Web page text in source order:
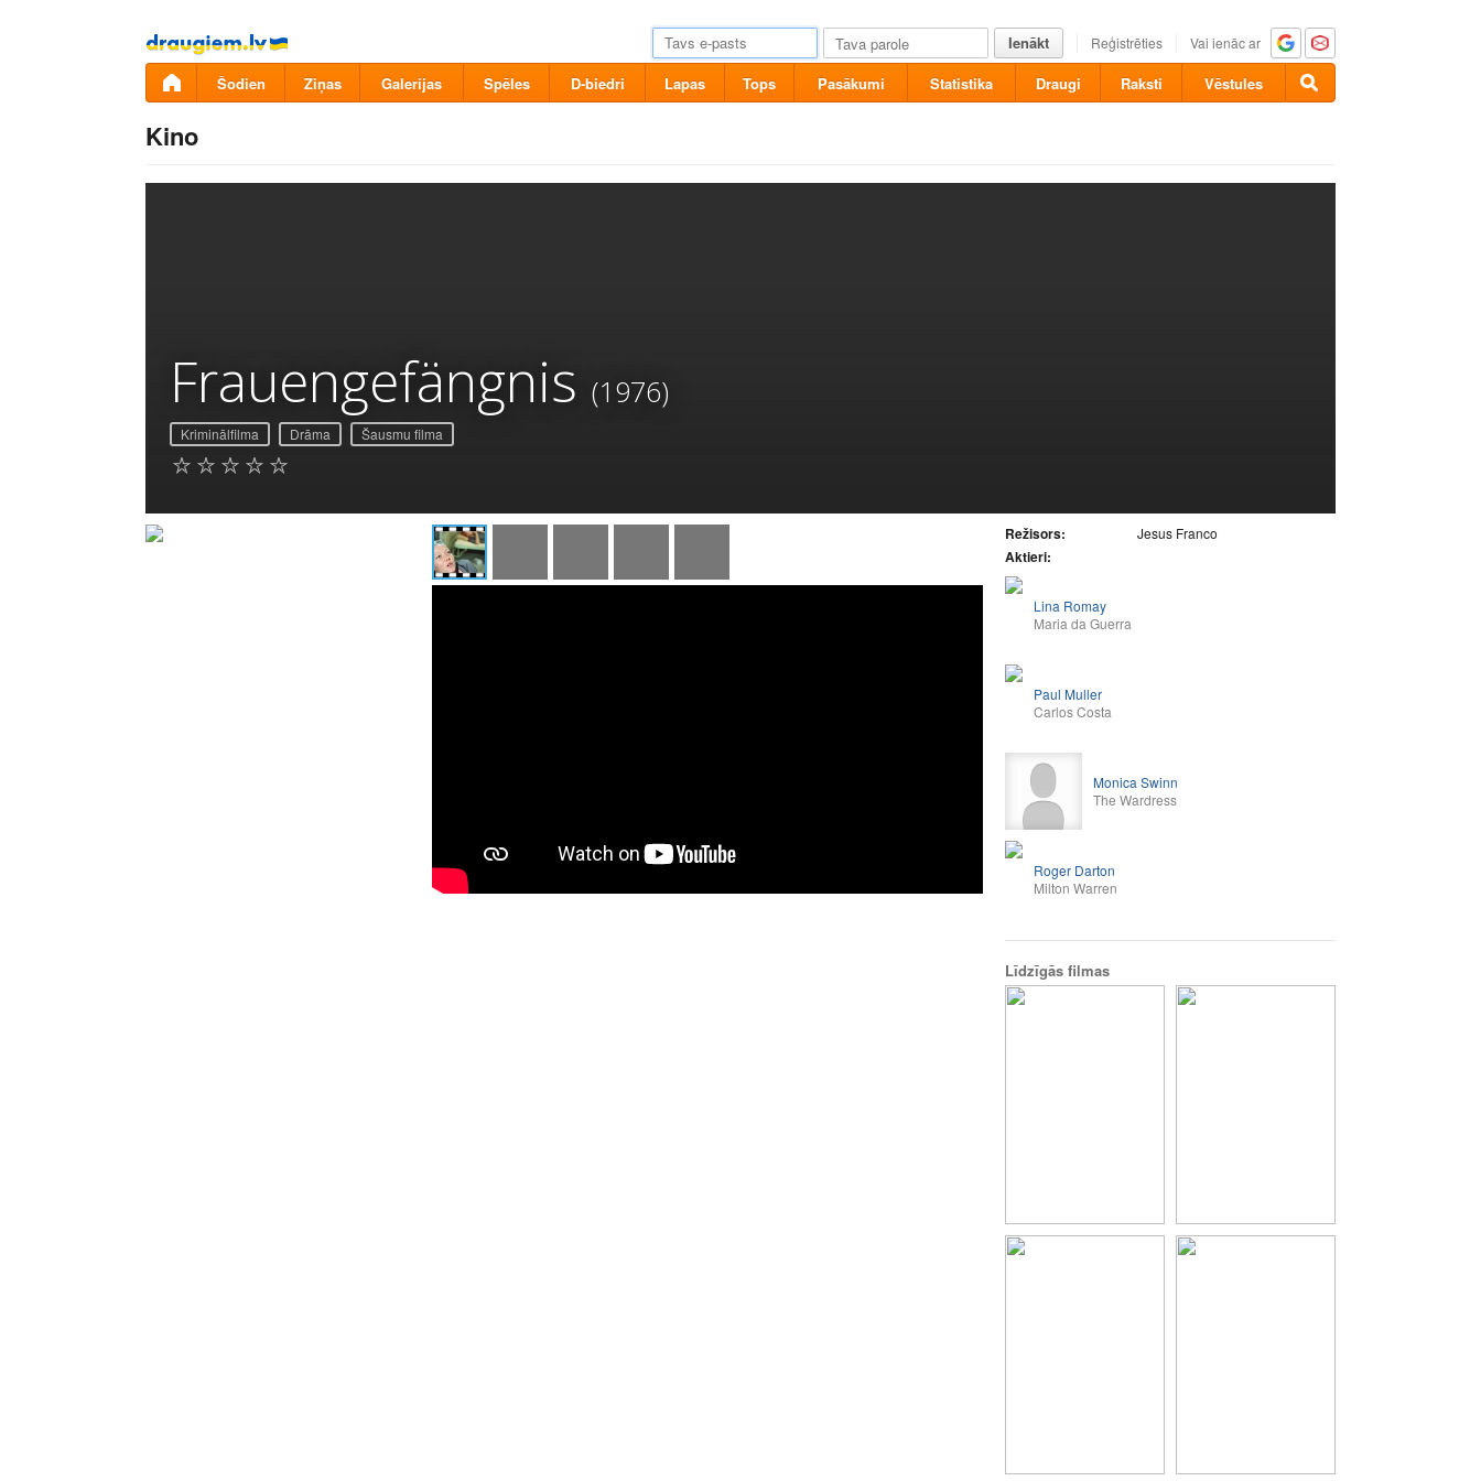
Pāriet
uz
saturu
Ienākt Reģistrēties Vai ienāc ar
Šodien Ziņas Galerijas Spēles D-biedri Lapas Tops Pasākumi Statistika Draugi Raksti Vēstules
Kino
Frauengefängnis (1976)
Kriminālfilma Drāma Šausmu filma
Režisors: Jesus Franco
Aktieri:
Lina Romay
Maria da Guerra
Paul Muller
Carlos Costa
Monica Swinn
The Wardress
Roger Darton
Milton Warren
Līdzīgās filmas